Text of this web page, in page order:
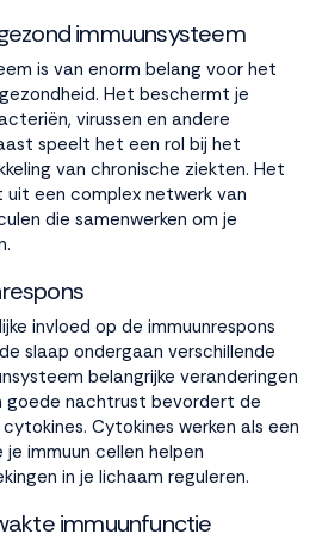
immuunsysteem
is van enorm belang voor het
Het beschermt je
virussen en andere
speelt het een rol bij het
van chronische ziekten. Het
een complex netwerk van
die samenwerken om je
invloed op de immuunrespons
slaap ondergaan verschillende
belangrijke veranderingen
goede nachtrust bevordert de
Cytokines werken als een
immuun cellen helpen
in je lichaam reguleren.
immuunfunctie